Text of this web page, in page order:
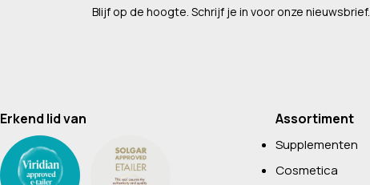
Blijf op de hoogte. Schrijf je in voor onze nieuwsbrief.
Erkend lid van Assortiment
Supplementen
Cosmetica